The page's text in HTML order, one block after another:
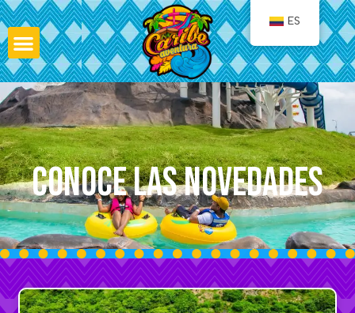
Conoce las Novedades
ES